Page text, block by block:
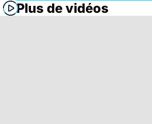
Plus de vidéos